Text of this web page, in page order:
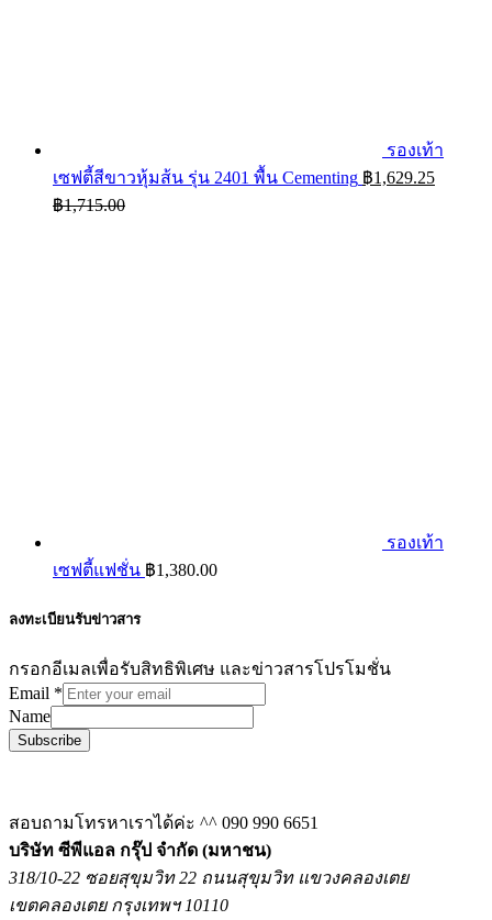
รองเท้า
เซฟตี้สีขาวหุ้มส้น รุ่น 2401 พื้น Cementing ฿1,629.25
฿1,715.00
รองเท้า
เซฟตี้แฟชั่น ฿1,380.00
ลงทะเบียนรับข่าวสาร
กรอกอีเมลเพื่อรับสิทธิพิเศษ และข่าวสารโปรโมชั่น
Email *
Name
Subscribe
สอบถามโทรหาเราได้ค่ะ ^^ 090 990 6651
บริษัท ซีพีแอล กรุ๊ป จำกัด (มหาชน)
318/10-22 ซอยสุขุมวิท 22 ถนนสุขุมวิท แขวงคลองเตย
เขตคลองเตย กรุงเทพฯ 10110